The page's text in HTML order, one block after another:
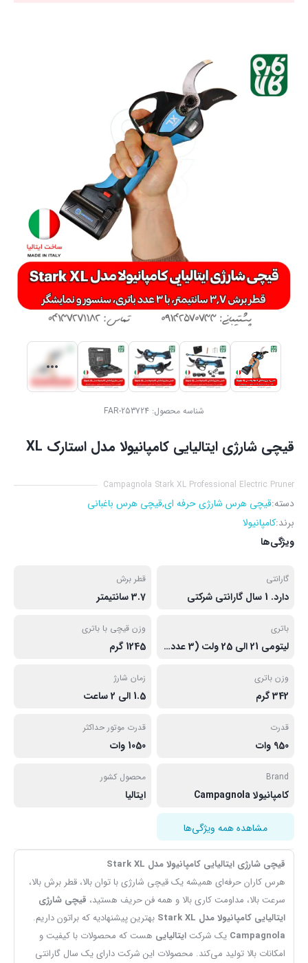
شناسه محصول: FAR-253724
قیچی شارژی ایتالیایی کامپانیولا مدل استارک XL
Campagnola Stark XL Professional Electric Pruner
دسته:قیچی هرس شارژی حرفه ای,قیچی هرس باغبانی
برند:کامپانیولا
ویژگی‌ها
گارانتی
دارد. 1 سال گارانتی شرکتی
قطر برش
3.7 سانتیمتر
باتری
لیتومی 21 الی 25 ولت (3 عدد) 2.5 آمپر ساعت
وزن قیچی با باتری
1245 گرم
وزن باتری
342 گرم
زمان شارژ
1.5 الی 2 ساعت
قدرت
950 وات
قدرت موتور حداکثر
1050 وات
Brand
کامپانیولا Campagnola
محصول کشور
ایتالیا
مشاهده همه ویژگی‌ها
قیچی شارژی ایتالیایی کامپانیولا مدل Stark XL
هرس کاران حرفه‌ای همیشه یک قیچی شارژی با توان بالا،‌ قطر برش بالا،
سرعت بالا، مداومت کاری بالا و همه فن حریف هستید، قیچی شارژی
ایتالیایی کامپانیولا مدل Stark XL
بهترین پیشنهادیه که براتون داریم.
Campagnola یک شرکت ایتالیایی هست که محصولات با کیفیت و
امکانات بالا تولید می‌کند. محصولات این شرکت دارای یک سال گارانتی